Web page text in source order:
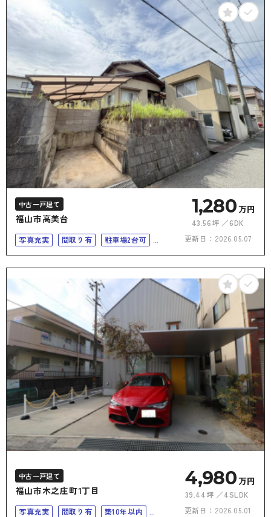
中古一戸建て
福山市高美台
1,280万円
43.56坪
6DK
写真充実
間取り有
駐車場2台可
更新日： 2026.05.07
中古一戸建て
福山市木之庄町1丁目
4,980万円
39.44坪
4SLDK
写真充実
間取り有
築10年以内
更新日： 2026.05.01